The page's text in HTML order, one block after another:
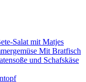
und Schafskäse